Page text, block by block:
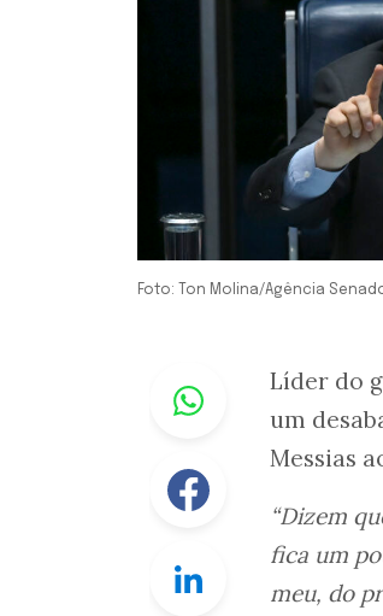
Foto: Ton Molina/Agência
Whastapp
Facebook
Linkedin
Líder do
um
Messias
“Dizem
fica um
meu, do